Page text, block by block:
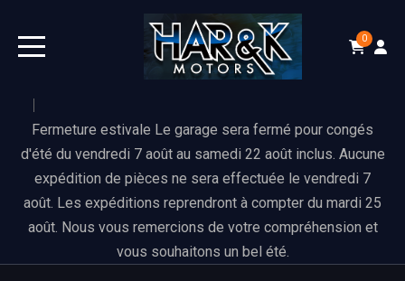
0
Fermeture estivale Le garage sera fermé pour congés
d'été du vendredi 7 août au samedi 22 août inclus. Aucune
expédition de pièces ne sera effectuée le vendredi 7
août. Les expéditions reprendront à compter du mardi 25
août. Nous vous remercions de votre compréhension et
vous souhaitons un bel été.